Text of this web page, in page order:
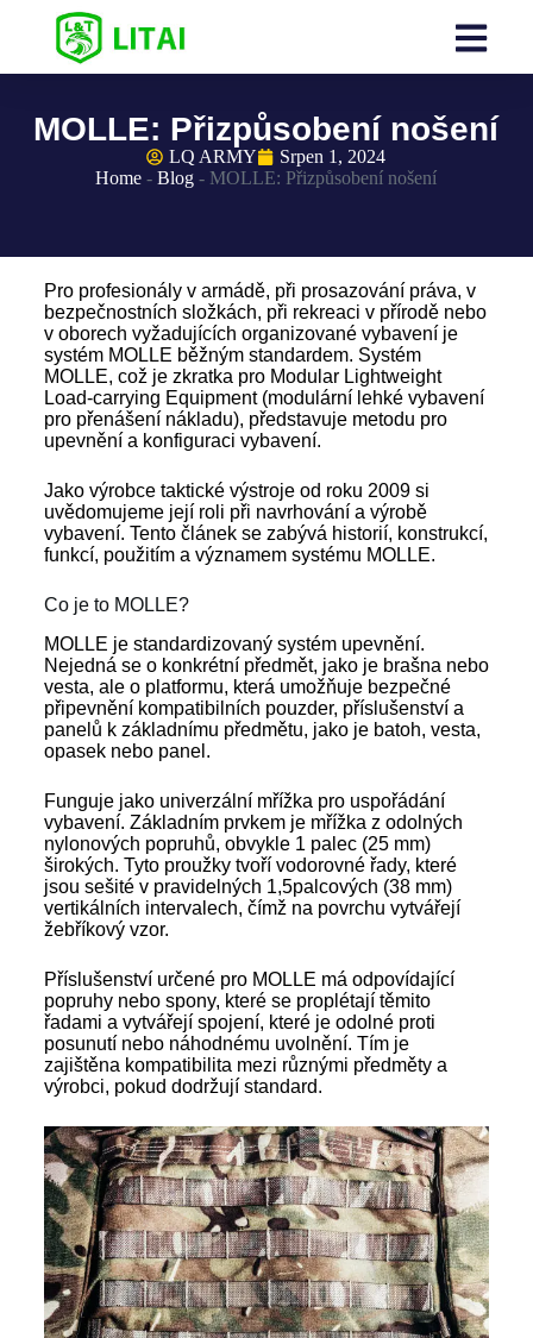
MOLLE: Přizpůsobení nošení
LQ ARMY
Srpen 1, 2024
Home -Blog - MOLLE: Přizpůsobení nošení
Pro profesionály v armádě, při prosazování práva, v
bezpečnostních složkách, při rekreaci v přírodě nebo
v oborech vyžadujících organizované vybavení je
systém MOLLE běžným standardem. Systém
MOLLE, což je zkratka pro Modular Lightweight
Load-carrying Equipment (modulární lehké vybavení
pro přenášení nákladu), představuje metodu pro
upevnění a konfiguraci vybavení.
Jako výrobce taktické výstroje od roku 2009 si
uvědomujeme její roli při navrhování a výrobě
vybavení. Tento článek se zabývá historií, konstrukcí,
funkcí, použitím a významem systému MOLLE.
Co je to MOLLE?
MOLLE je standardizovaný systém upevnění.
Nejedná se o konkrétní předmět, jako je brašna nebo
vesta, ale o platformu, která umožňuje bezpečné
připevnění kompatibilních pouzder, příslušenství a
panelů k základnímu předmětu, jako je batoh, vesta,
opasek nebo panel.
Funguje jako univerzální mřížka pro uspořádání
vybavení. Základním prvkem je mřížka z odolných
nylonových popruhů, obvykle 1 palec (25 mm)
širokých. Tyto proužky tvoří vodorovné řady, které
jsou sešité v pravidelných 1,5palcových (38 mm)
vertikálních intervalech, čímž na povrchu vytvářejí
žebříkový vzor.
Příslušenství určené pro MOLLE má odpovídající
popruhy nebo spony, které se proplétají těmito
řadami a vytvářejí spojení, které je odolné proti
posunutí nebo náhodnému uvolnění. Tím je
zajištěna kompatibilita mezi různými předměty a
výrobci, pokud dodržují standard.